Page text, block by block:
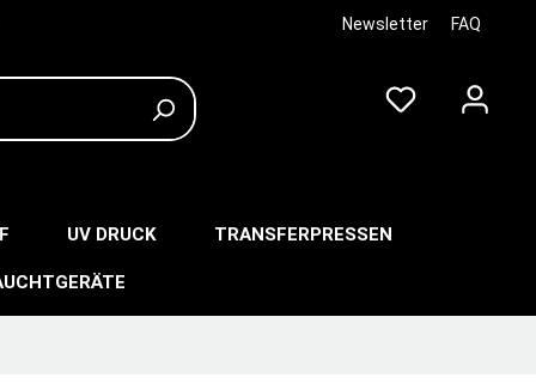
Newsletter FAQ
UV DRUCK TRANSFERPRESSEN